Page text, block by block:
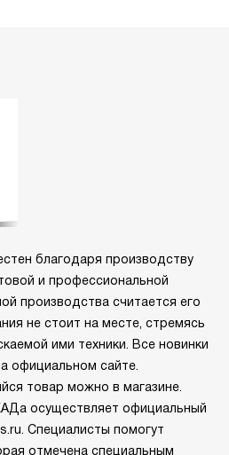
благодаря производству
и профессиональной
производства считается его
не стоит на месте, стремясь
ими техники. Все новинки
официальном сайте.
товар можно в магазине.
осуществляет официальный
Специалисты помогут
отмечена специальным